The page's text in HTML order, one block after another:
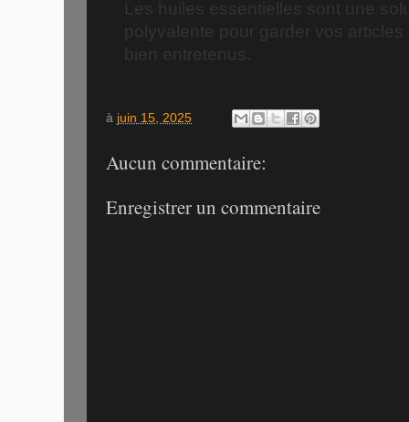
polyvalente pour garder vos
à juin 15, 2025
Aucun commentaire:
Enregistrer un commentaire